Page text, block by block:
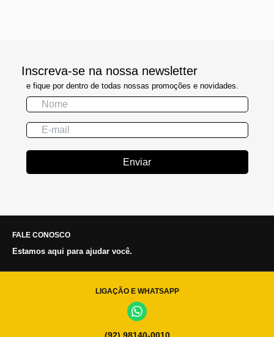
Inscreva-se na nossa newsletter
e fique por dentro de todas nossas promoções e novidades.
Enviar
FALE CONOSCO
Estamos aqui para ajudar você.
LIGAÇÃO E WHATSAPP